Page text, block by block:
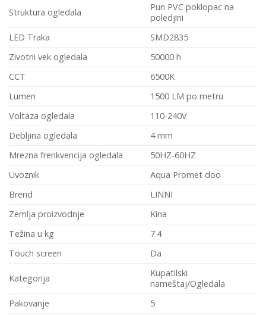
Struktura ogledala
Pun PVC poklopac na
poledjini
LED Traka
SMD2835
Zivotni vek ogledala
50000 h
CCT
6500K
Lumen
1500 LM po metru
Voltaza ogledala
110-240V
Debljina ogledala
4 mm
Mrezna frenkvencija ogledala
50HZ-60HZ
Uvoznik
Aqua Promet doo
Brend
LINNI
Zemlja proizvodnje
Kina
Težina u kg
7.4
Touch screen
Da
Kategorija
Kupatilski
nameštaj/Ogledala
Pakovanje
5